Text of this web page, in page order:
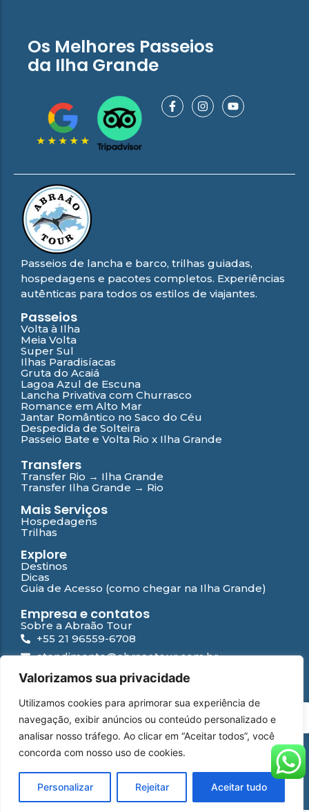
Valorizamos sua privacidade
Utilizamos cookies para aprimorar sua experiência de
navegação, exibir anúncios ou conteúdo personalizado e
analisar nosso tráfego. Ao clicar em “Aceitar todos”, você
concorda com nosso uso de cookies.
Personalizar Rejeitar Aceitar tudo
Os Melhores Passeios
da Ilha Grande
Passeios de lancha e barco, trilhas guiadas,
hospedagens e pacotes completos. Experiências
autênticas para todos os estilos de viajantes.
Passeios
Volta à Ilha
Meia Volta
Super Sul
Ilhas Paradisíacas
Gruta do Acaiá
Lagoa Azul de Escuna
Lancha Privativa com Churrasco
Romance em Alto Mar
Jantar Romântico no Saco do Céu
Despedida de Solteira
Passeio Bate e Volta Rio x Ilha Grande
Transfers
Transfer Rio → Ilha Grande
Transfer Ilha Grande → Rio
Mais Serviços
Hospedagens
Trilhas
Explore
Destinos
Dicas
Guia de Acesso (como chegar na Ilha Grande)
Empresa e contatos
Sobre a Abraão Tour
+55 21 96559-6708
atendimento@abraaotour.com.br
Ilha Grande
Suporte
Contato
Falar com especialista
Perguntas Frequentes
Política de privacidade
WhatsApp Instagram Facebook YouTube
© 2026 Abraão Tour | Desenvolvido por Yamídia Internet
PT